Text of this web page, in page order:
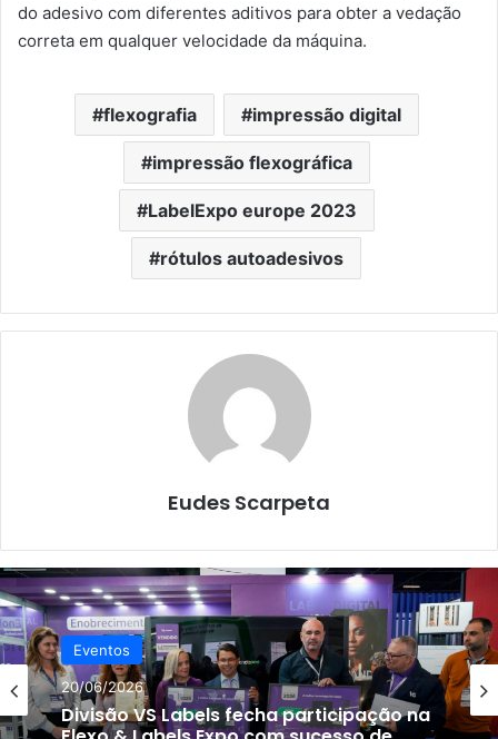
do adesivo com diferentes aditivos para obter a vedação
correta em qualquer velocidade da máquina.
flexografia impressão digital
impressão flexográfica
LabelExpo europe 2023
rótulos autoadesivos
Eudes Scarpeta
Eventos
20/06/2026
Divisão VS Labels fecha participação na